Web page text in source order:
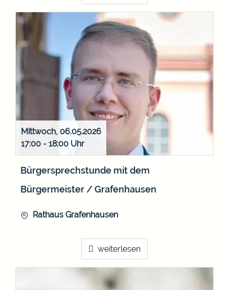
Mittwoch, 06.05.2026
17:00 - 18:00
Bürgersprechstunde mit dem
Bürgermeister / Grafenhausen
Rathaus Grafenhausen
weiterlesen